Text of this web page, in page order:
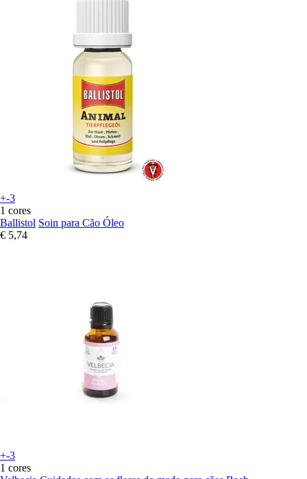
+-3
1 cores
Ballistol Soin para Cão Óleo
€ 5,74
+-3
1 cores